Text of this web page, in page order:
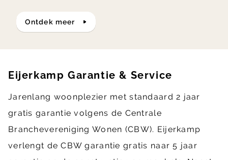
ontdek meer
Eijerkamp Garantie & Service
Jarenlang woonplezier met standaard 2 jaar
gratis garantie volgens de Centrale
Branchevereniging Wonen (CBW). Eijerkamp
verlengt de CBW garantie gratis naar 5 jaar